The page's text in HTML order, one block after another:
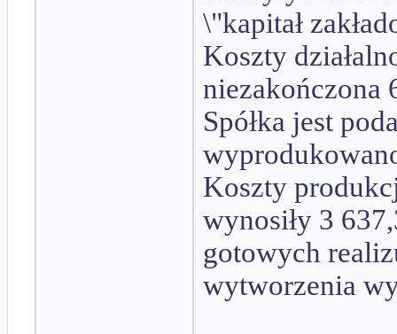
\"kapitał
Koszty
niezakończona
Spółka jest
Koszty
wynosiły 3
gotowych
wytworzenia